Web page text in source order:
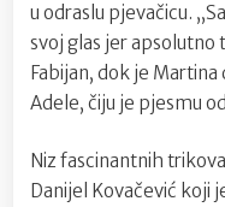
u odraslu pjevačicu.
svoj glas jer apsolutno
Fabijan, dok je Martina
Adele, čiju je pjesmu
Niz fascinantnih
Danijel Kovačević koji